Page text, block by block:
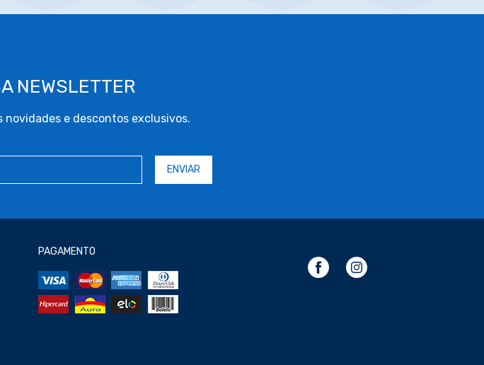
NEWSLETTER
novidades e descontos exclusivos.
PAGAMENTO